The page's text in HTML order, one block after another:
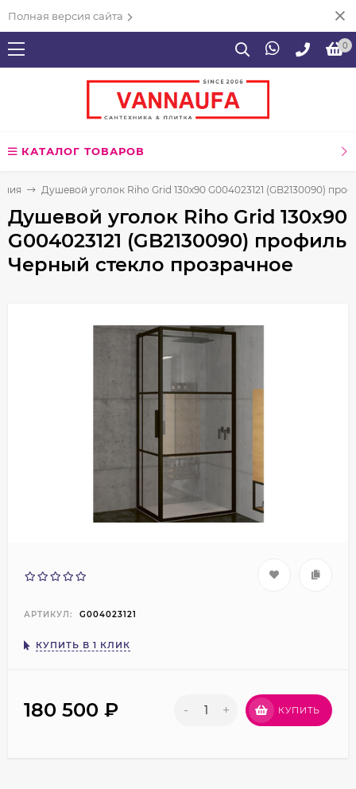
Полная версия сайта
0
КАТАЛОГ ТОВАРОВ
Душевой уголок Riho Grid 130x90 G004023121 (GB2130090)
Душевой уголок Riho Grid 130x90
G004023121 (GB2130090) профиль
Черный стекло прозрачное
АРТИКУЛ: G004023121
КУПИТЬ В 1 КЛИК
180 500 ₽ - + КУПИТЬ